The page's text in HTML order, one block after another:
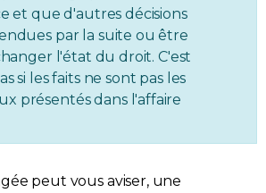
et que d'autres décisions
par la suite ou être
l'état du droit. C'est
si les faits ne sont pas les
présentés dans l'affaire
peut vous aviser, une